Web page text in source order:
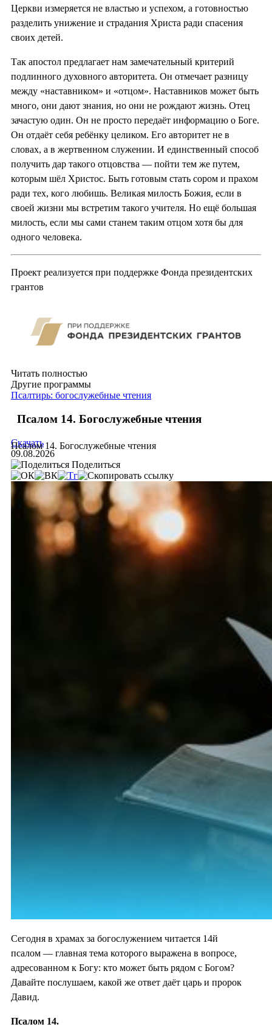
Церкви измеряется не властью и успехом, а готовностью
разделить унижение и страдания Христа ради спасения
своих детей.
Так апостол предлагает нам замечательный критерий
подлинного духовного авторитета. Он отмечает разницу
между «наставником» и «отцом». Наставников может быть
много, они дают знания, но они не рождают жизнь. Отец
зачастую один. Он не просто передаёт информацию о Боге.
Он отдаёт себя ребёнку целиком. Его авторитет не в
словах, а в жертвенном служении. И единственный способ
получить дар такого отцовства — пойти тем же путем,
которым шёл Христос. Быть готовым стать сором и прахом
ради тех, кого любишь. Великая милость Божия, если в
своей жизни мы встретим такого учителя. Но ещё большая
милость, если мы сами станем таким отцом хотя бы для
одного человека.
Проект реализуется при поддержке Фонда президентских
грантов
Читать полностью
Другие программы
Псалтирь: богослужебные чтения
Псалом 14. Богослужебные чтения
Псалом 14. Богослужебные чтения
Скачать
09.08.2026
Поделиться
Сегодня в храмах за богослужением читается 14й
псалом — главная тема которого выражена в вопросе,
адресованном к Богу: кто может быть рядом с Богом?
Давайте послушаем, какой же ответ даёт царь и пророк
Давид.
Псалом 14.